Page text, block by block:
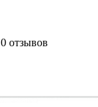
0 отзывов